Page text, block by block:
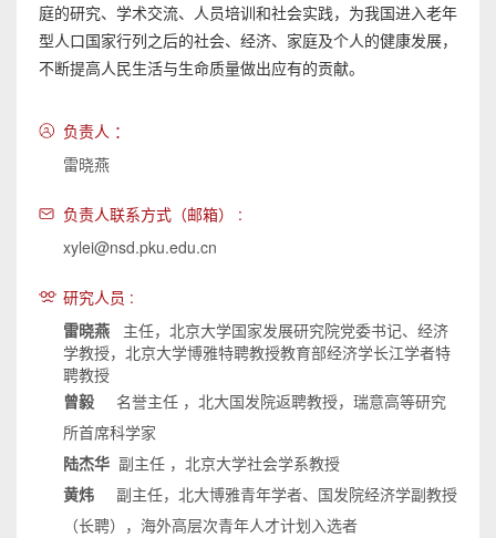
庭的研究、学术交流、人员培训和社会实践，为我国进入老年
型人口国家行列之后的社会、经济、家庭及个人的健康发展，
不断提高人民生活与生命质量做出应有的贡献。
负责人 ：
雷晓燕
负责人联系方式（邮箱） :
xylei@nsd.pku.edu.cn
研究人员 :
雷晓燕 主任，北京大学国家发展研究院党委书记、经济
学教授，北京大学博雅特聘教授教育部经济学长江学者特
聘教授
曾毅 名誉主任 ，北大国发院返聘教授，瑞意高等研究
所首席科学家
陆杰华 副主任 ，北京大学社会学系教授
黄炜 副主任，北大博雅青年学者、国发院经济学副教授
（长聘），海外高层次青年人才计划入选者